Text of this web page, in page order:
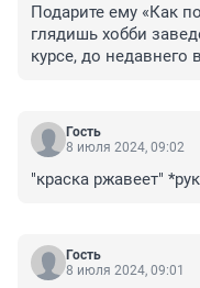
Подарите ему «Как
глядишь хобби
курсе, до недавнего
Гость
8 июля 2024, 09:02
"краска ржавеет"
Гость
8 июля 2024, 09:01